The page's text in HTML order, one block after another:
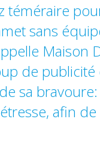
téméraire
sans
Maison
de
sa
afin